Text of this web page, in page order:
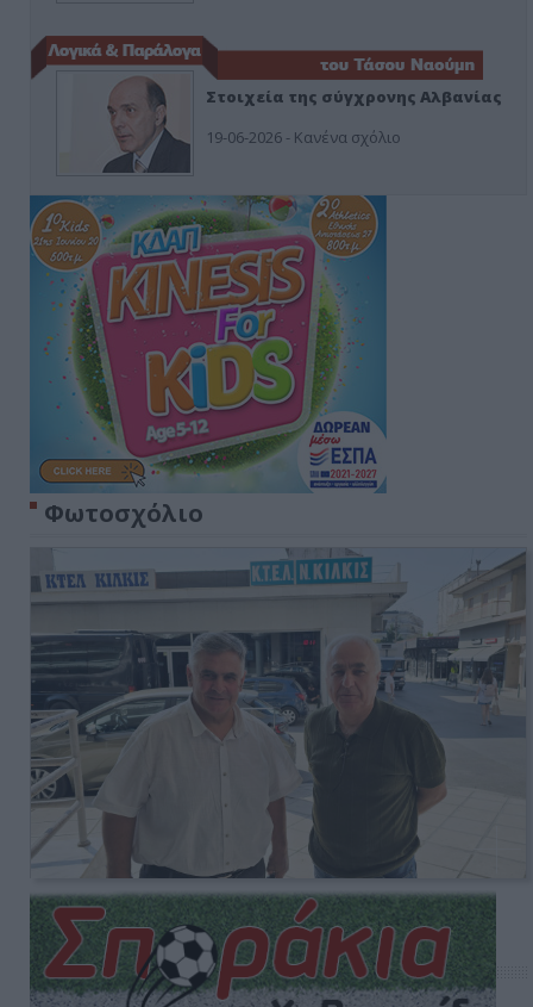
Στοιχεία της σύγχρονης Αλβανίας
19-06-2026 - Κανένα σχόλιο
Φωτοσχόλιο